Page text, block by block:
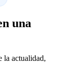
una
la actualidad,